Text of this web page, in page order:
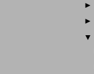
►
►
▼